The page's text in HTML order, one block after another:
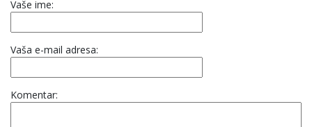
Vaše ime:
Vaša e-mail adresa:
Komentar: